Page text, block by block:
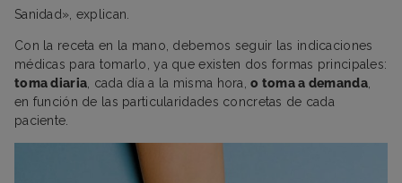
Sanidad», explican.
Con la receta en la mano, debemos seguir las indicaciones
médicas para tomarlo, ya que existen dos formas principales:
toma diaria , cada día a la misma hora,o toma a demanda,
en función de las particularidades concretas de cada
paciente.